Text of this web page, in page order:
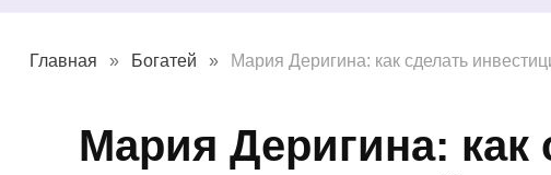
Главная » Богатей » Мария Деригина: как сделать
Мария Деригина: как